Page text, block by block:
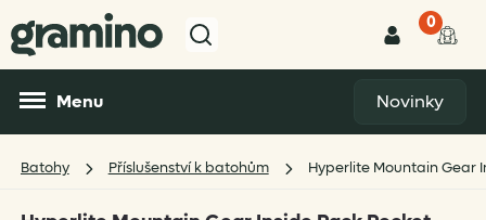
0
Menu Novinky
Batohy Příslušenství k batohům Hyperlite Mountain Gear